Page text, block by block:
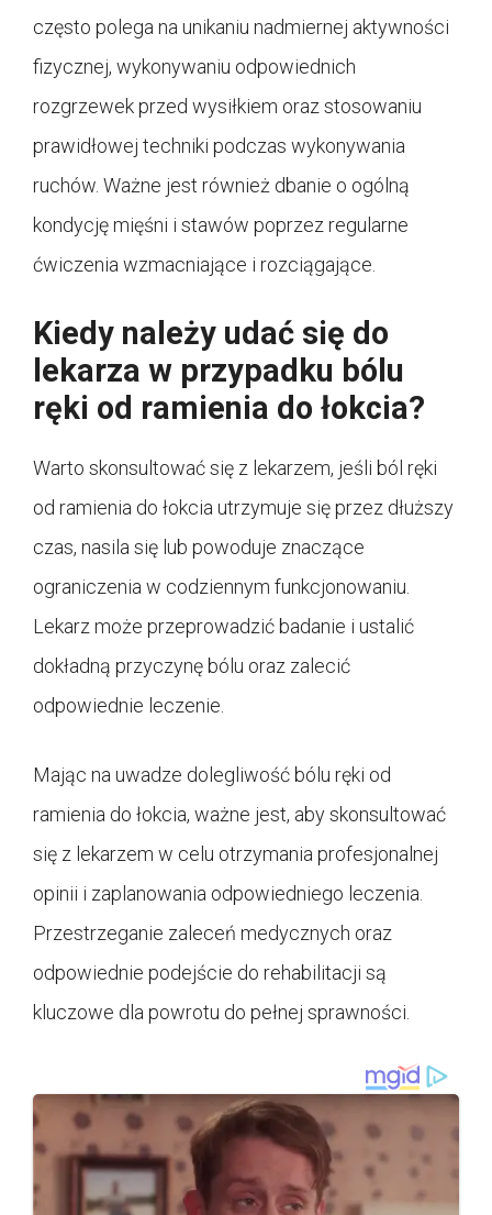
często polega na unikaniu nadmiernej aktywności
fizycznej, wykonywaniu odpowiednich
rozgrzewek przed wysiłkiem oraz stosowaniu
prawidłowej techniki podczas wykonywania
ruchów. Ważne jest również dbanie o ogólną
kondycję mięśni i stawów poprzez regularne
ćwiczenia wzmacniające i rozciągające.
Kiedy należy udać się do
lekarza w przypadku bólu
ręki od ramienia do łokcia?
Warto skonsultować się z lekarzem, jeśli ból ręki
od ramienia do łokcia utrzymuje się przez dłuższy
czas, nasila się lub powoduje znaczące
ograniczenia w codziennym funkcjonowaniu.
Lekarz może przeprowadzić badanie i ustalić
dokładną przyczynę bólu oraz zalecić
odpowiednie leczenie.
Mając na uwadze dolegliwość bólu ręki od
ramienia do łokcia, ważne jest, aby skonsultować
się z lekarzem w celu otrzymania profesjonalnej
opinii i zaplanowania odpowiedniego leczenia.
Przestrzeganie zaleceń medycznych oraz
odpowiednie podejście do rehabilitacji są
kluczowe dla powrotu do pełnej sprawności.